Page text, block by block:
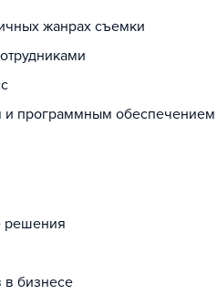
жанрах съемки
и программным обеспечением
решения
в бизнесе